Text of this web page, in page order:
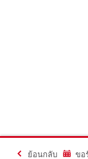
ย้อนกลับ ขอ